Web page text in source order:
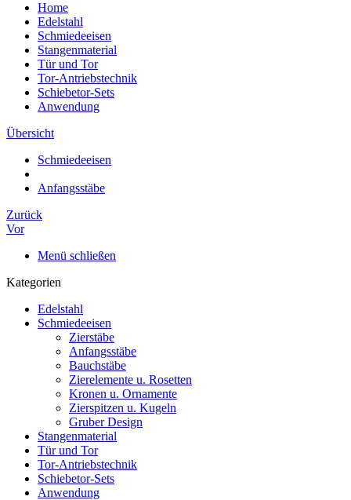
Home
Edelstahl
Schmiedeeisen
Stangenmaterial
Tür und Tor
Tor-Antriebstechnik
Schiebetor-Sets
Anwendung
Übersicht
Schmiedeeisen
Anfangsstäbe
Zurück
Vor
Menü schließen
Kategorien
Edelstahl
Schmiedeeisen
Zierstäbe
Anfangsstäbe
Bauchstäbe
Zierelemente u. Rosetten
Kronen u. Ornamente
Zierspitzen u. Kugeln
Gruber Design
Stangenmaterial
Tür und Tor
Tor-Antriebstechnik
Schiebetor-Sets
Anwendung